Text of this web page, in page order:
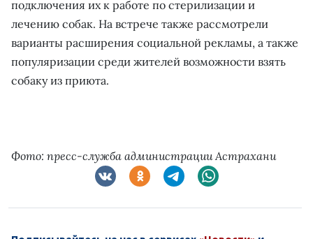
подключения их к работе по стерилизации и
лечению собак. На встрече также рассмотрели
варианты расширения социальной рекламы, а также
популяризации среди жителей возможности взять
собаку из приюта.
Фото: пресс-служба администрации Астрахани